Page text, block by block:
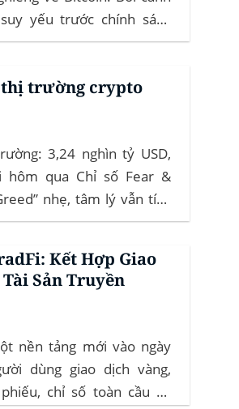
yếu trước chính sách
đầu tư tìm đến vàng và
mới. Sự kiện Chi tiết
trường crypto
3,24 nghìn tỷ USD,
hôm qua Chỉ số Fear &
nhẹ, tâm lý vẫn tích
giữ vững 104 k USD sẽ
tích lũy, tạo bàn đạp cho
Kết Hợp Giao
Sản Truyền
nền tảng mới vào ngày
dùng giao dịch vàng,
chỉ số toàn cầu và